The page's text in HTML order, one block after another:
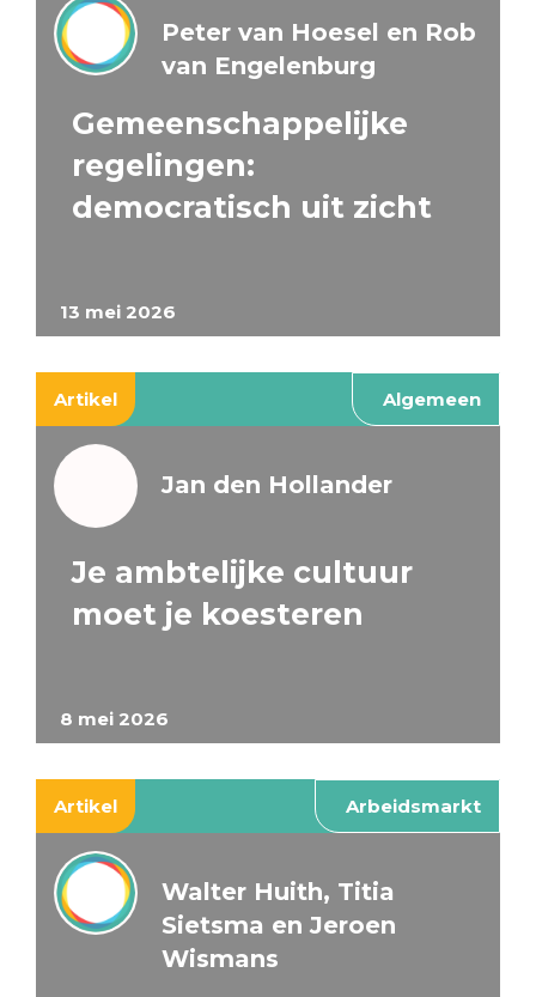
13 mei 2026
Peter van Hoesel en Rob
van Engelenburg
Gemeenschappelijke
regelingen:
democratisch uit zicht
Artikel Algemeen
8 mei 2026
Jan den Hollander
Je ambtelijke cultuur
moet je koesteren
Artikel Arbeidsmarkt
Walter Huith, Titia
Sietsma en Jeroen
Wismans